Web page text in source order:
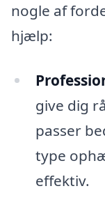
nogle af
hjælp:
give dig
passer
type
effektiv.